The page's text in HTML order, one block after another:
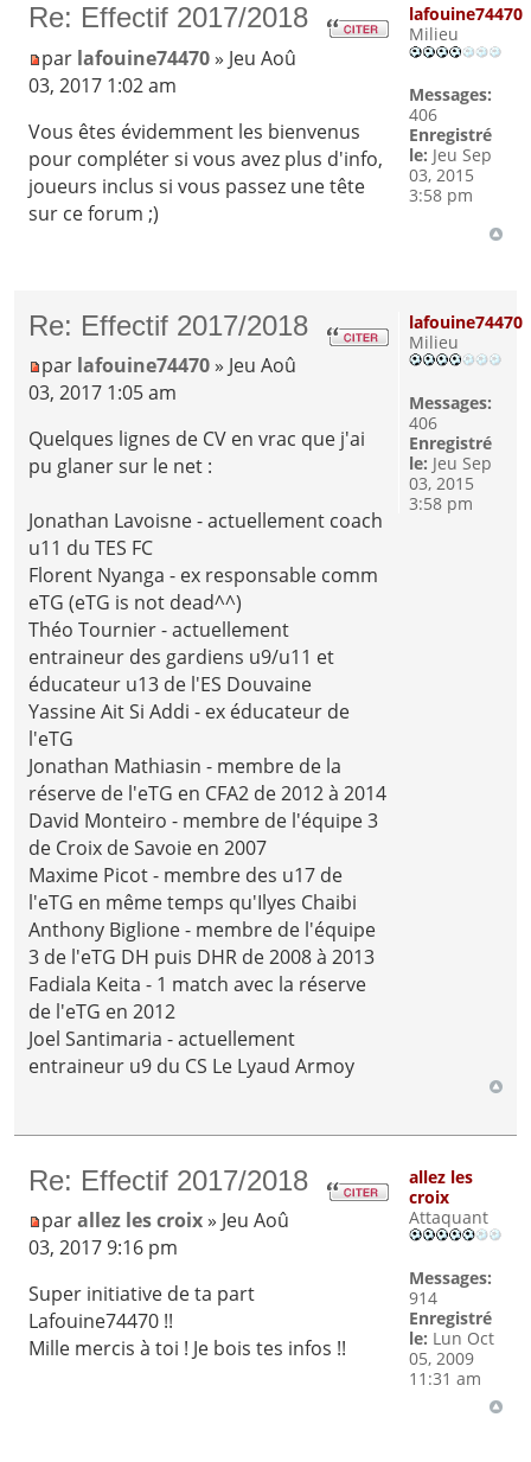
Re: Effectif 2017/2018
par lafouine74470» Jeu Aoû
03, 2017 1:02 am
Vous êtes évidemment les bienvenus
pour compléter si vous avez plus d'info,
joueurs inclus si vous passez une tête
sur ce forum ;)
lafouine74470
Milieu
Messages:
406
Enregistré
le: Jeu Sep
03, 2015
3:58 pm
Re: Effectif 2017/2018
par lafouine74470 » Jeu Aoû
03, 2017 1:05 am
Quelques lignes de CV en vrac que j'ai
pu glaner sur le net :
Jonathan Lavoisne - actuellement coach
u11 du TES FC
Florent Nyanga - ex responsable comm
eTG (eTG is not dead^^)
Théo Tournier - actuellement
entraineur des gardiens u9/u11 et
éducateur u13 de l'ES Douvaine
Yassine Ait Si Addi - ex éducateur de
l'eTG
Jonathan Mathiasin - membre de la
réserve de l'eTG en CFA2 de 2012 à 2014
David Monteiro - membre de l'équipe 3
de Croix de Savoie en 2007
Maxime Picot - membre des u17 de
l'eTG en même temps qu'Ilyes Chaibi
Anthony Biglione - membre de l'équipe
3 de l'eTG DH puis DHR de 2008 à 2013
Fadiala Keita - 1 match avec la réserve
de l'eTG en 2012
Joel Santimaria - actuellement
entraineur u9 du CS Le Lyaud Armoy
lafouine74470
Milieu
Messages:
406
Enregistré
le: Jeu Sep
03, 2015
3:58 pm
Re: Effectif 2017/2018
parallez les croix» Jeu Aoû
03, 2017 9:16 pm
Super initiative de ta part
Lafouine74470 !!
Mille mercis à toi ! Je bois tes infos !!
allez les
croix
Attaquant
Messages:
914
Enregistré
le: Lun Oct
05, 2009
11:31 am